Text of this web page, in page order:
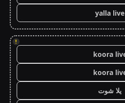
yalla live
!
koora
koora
يلا شوت